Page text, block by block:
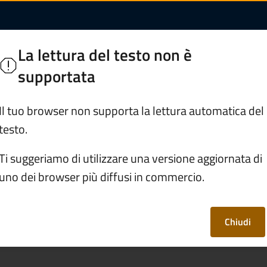
informazioni su
Legno
Servizi Vivere Ponte di Legno
informazioni su
La lettura del testo non è
supportata
Il tuo browser non supporta la lettura automatica del
suggeriamo di utilizzare una versione aggiornata di
uno dei browser più diffusi in commercio.
Chiudi